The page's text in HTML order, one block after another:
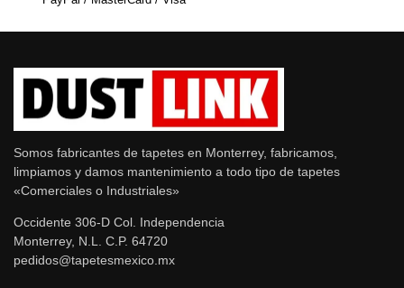
Somos fabricantes de tapetes en Monterrey, fabricamos,
limpiamos y damos mantenimiento a todo tipo de tapetes
«Comerciales o Industriales»
Occidente 306-D Col. Independencia
Monterrey, N.L. C.P. 64720
pedidos@tapetesmexico.mx